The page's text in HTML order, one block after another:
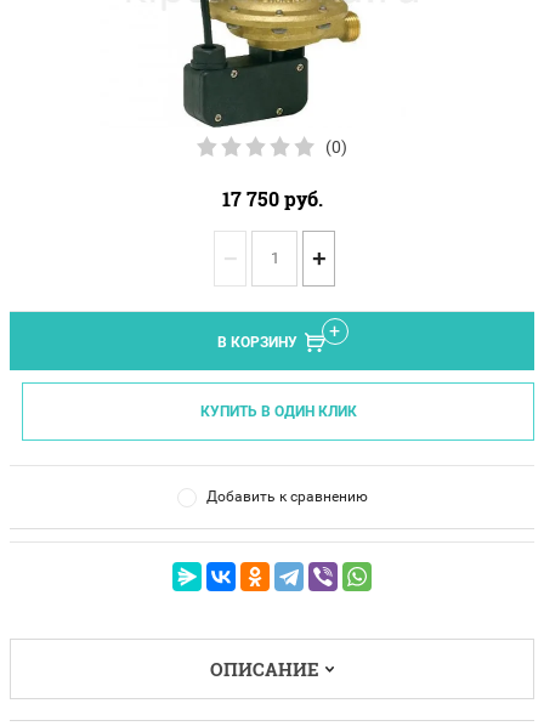
(0)
17 750руб.
− +
В КОРЗИНУ
КУПИТЬ В ОДИН КЛИК
Добавить к сравнению
ОПИСАНИЕ